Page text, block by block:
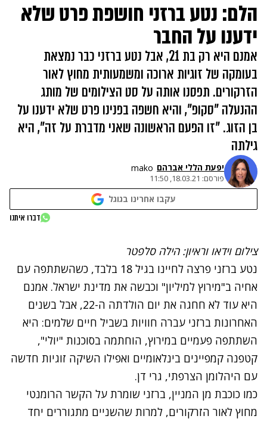
הלם: נטע ברזני חושפת פרט שלא
ידענו על החבר
אמנם היא רק בת 21, אבל נטע ברזני כבר נמצאת
בעומקה של זוגיות ארוכה ומשמעותית מחוץ לאור
הזרקורים. תפסנו אותה על סט הצילומים של מותג
ההנעלה "סקופ", והיא חשפה בפנינו פרט שלא ידענו על
בן הזוג. "זו הפעם הראשונה שאני מדברת על זה", היא
גילתה
יפעת הללי אברהם mako
פורסם: 18.03.21, 11:50
עקבו אחרינו בגוגל
נתקלנו בבעיה
דברו איתנו
צילום וידאו וראיון: הילה סלפטר
נטע ברזני פרצה לחיינו בגיל 18 בלבד, כשהשתתפה עם
אחיה ב"מירוץ למיליון" וכבשה את מדינת ישראל. אמנם
היא עוד לא חחגה את יום הולדתה ה-22, אבל בשנים
האחרונות ברזני עברה חוויות בשביל חיים שלמים: היא
השתתפה פעמיים במירוץ, הוחתמה בסוכנות "יולי",
קטפנה קמפיינים בינלאומיים ואפילו השיקה זוגיות חדשה
עם היהלומן הצרפתי, גרי דן.
כמו כוכבת מן המניין, ברזני שומרת על הקשר הרומנטי
מחוץ לאור הזרקורים, למרות שהשניים מתגוררים יחד